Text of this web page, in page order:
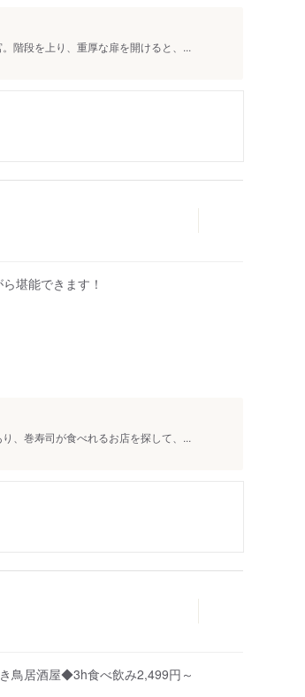
階段を上り、重厚な扉を開けると、...
堪能できます！
、巻寿司が食べれるお店を探して、...
鳥居酒屋◆3h食べ飲み2,499円～